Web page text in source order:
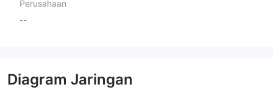
Perusahaan
--
Diagram Jaringan